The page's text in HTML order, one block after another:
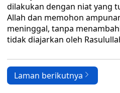
dilakukan dengan niat yang
Allah dan memohon
meninggal, tanpa
tidak diajarkan oleh
Laman berikutnya